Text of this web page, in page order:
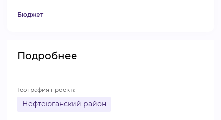
Бюджет
Подробнее
География проекта
Нефтеюганский район